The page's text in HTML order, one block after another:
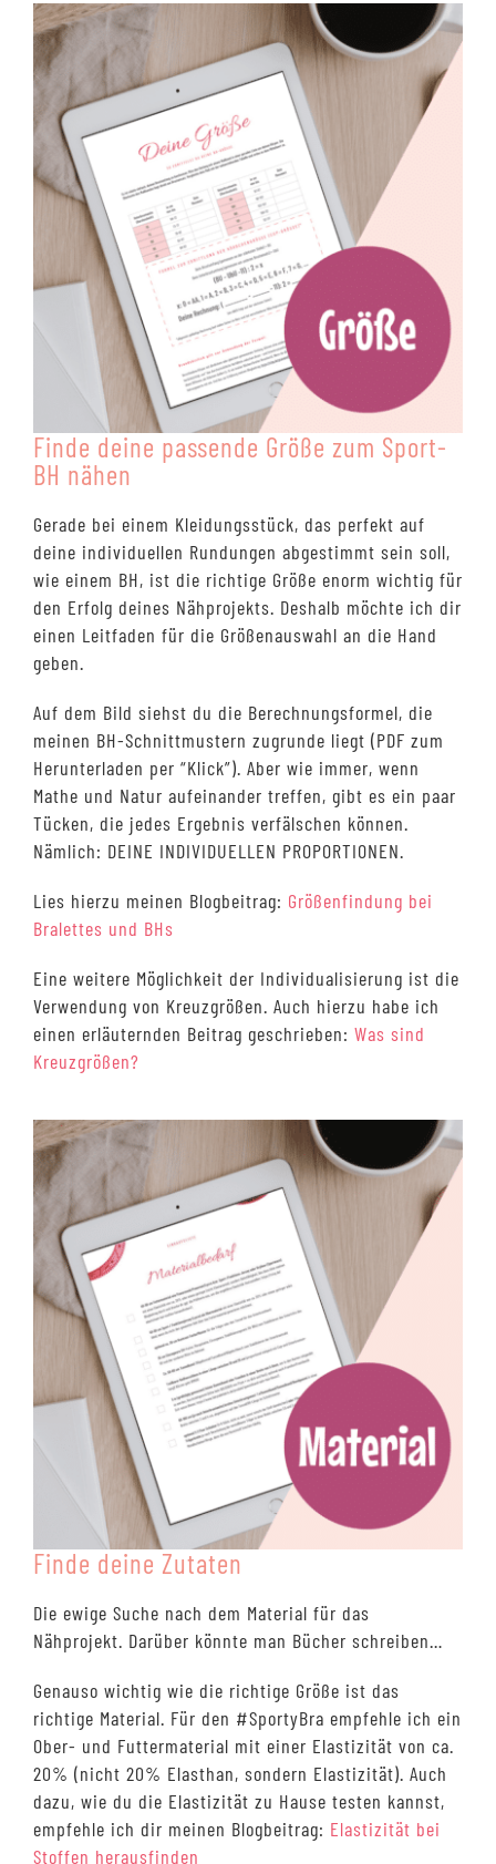
Finde deine passende Größe zum Sport-
BH nähen
Gerade bei einem Kleidungsstück, das perfekt auf
deine individuellen Rundungen abgestimmt sein soll,
wie einem BH, ist die richtige Größe enorm wichtig für
den Erfolg deines Nähprojekts. Deshalb möchte ich dir
einen Leitfaden für die Größenauswahl an die Hand
geben.
Auf dem Bild siehst du die Berechnungsformel, die
meinen BH-Schnittmustern zugrunde liegt (PDF zum
Herunterladen per “Klick”). Aber wie immer, wenn
Mathe und Natur aufeinander treffen, gibt es ein paar
Tücken, die jedes Ergebnis verfälschen können.
Nämlich: DEINE INDIVIDUELLEN PROPORTIONEN.
Lies hierzu meinen Blogbeitrag: Größenfindung bei
Bralettes und BHs
Eine weitere Möglichkeit der Individualisierung ist die
Verwendung von Kreuzgrößen. Auch hierzu habe ich
einen erläuternden Beitrag geschrieben: Was sind
Kreuzgrößen?
Finde deine Zutaten
Die ewige Suche nach dem Material für das
Nähprojekt. Darüber könnte man Bücher schreiben…
Genauso wichtig wie die richtige Größe ist das
richtige Material. Für den #SportyBra empfehle ich ein
Ober- und Futtermaterial mit einer Elastizität von ca.
20% (nicht 20% Elasthan, sondern Elastizität). Auch
dazu, wie du die Elastizität zu Hause testen kannst,
empfehle ich dir meinen Blogbeitrag: Elastizität bei
Stoffen herausfinden